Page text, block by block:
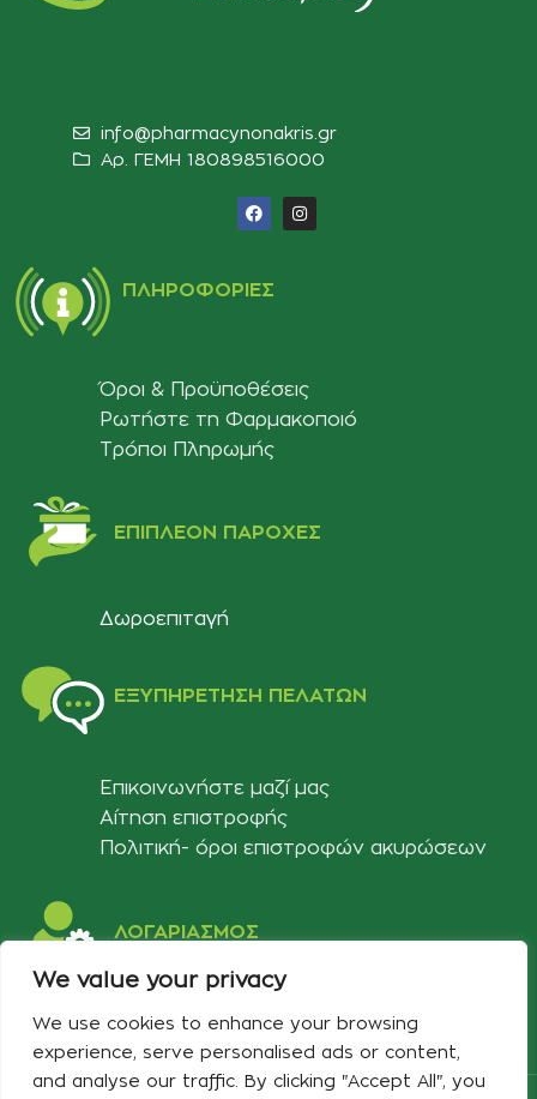
We value your privacy
We use cookies to enhance your browsing
experience, serve personalised ads or content,
and analyse our traffic. By clicking "Accept All", you
info@pharmacynonakris.gr
Αρ. ΓΕΜΗ 180898516000‬
ΠΛΗΡΟΦΟΡΊΕΣ
Όροι & Προϋποθέσεις
Ρωτήστε τη Φαρμακοποιό
Τρόποι Πληρωμής
ΕΠΙΠΛΈΟΝ ΠΑΡΟΧΈΣ
Δωροεπιταγή
ΕΞΥΠΗΡΈΤΗΣΗ ΠΕΛΑΤΏΝ
Επικοινωνήστε μαζί μας
Αίτηση επιστροφής
Πολιτική- όροι επιστροφών ακυρώσεων
ΛΟΓΑΡΙΑΣΜΟΣ
Στοιχεία λογαριασμού
Λίστα αγαπημένων
Copyright 2024 Developed & Designed byBest Cybernetics